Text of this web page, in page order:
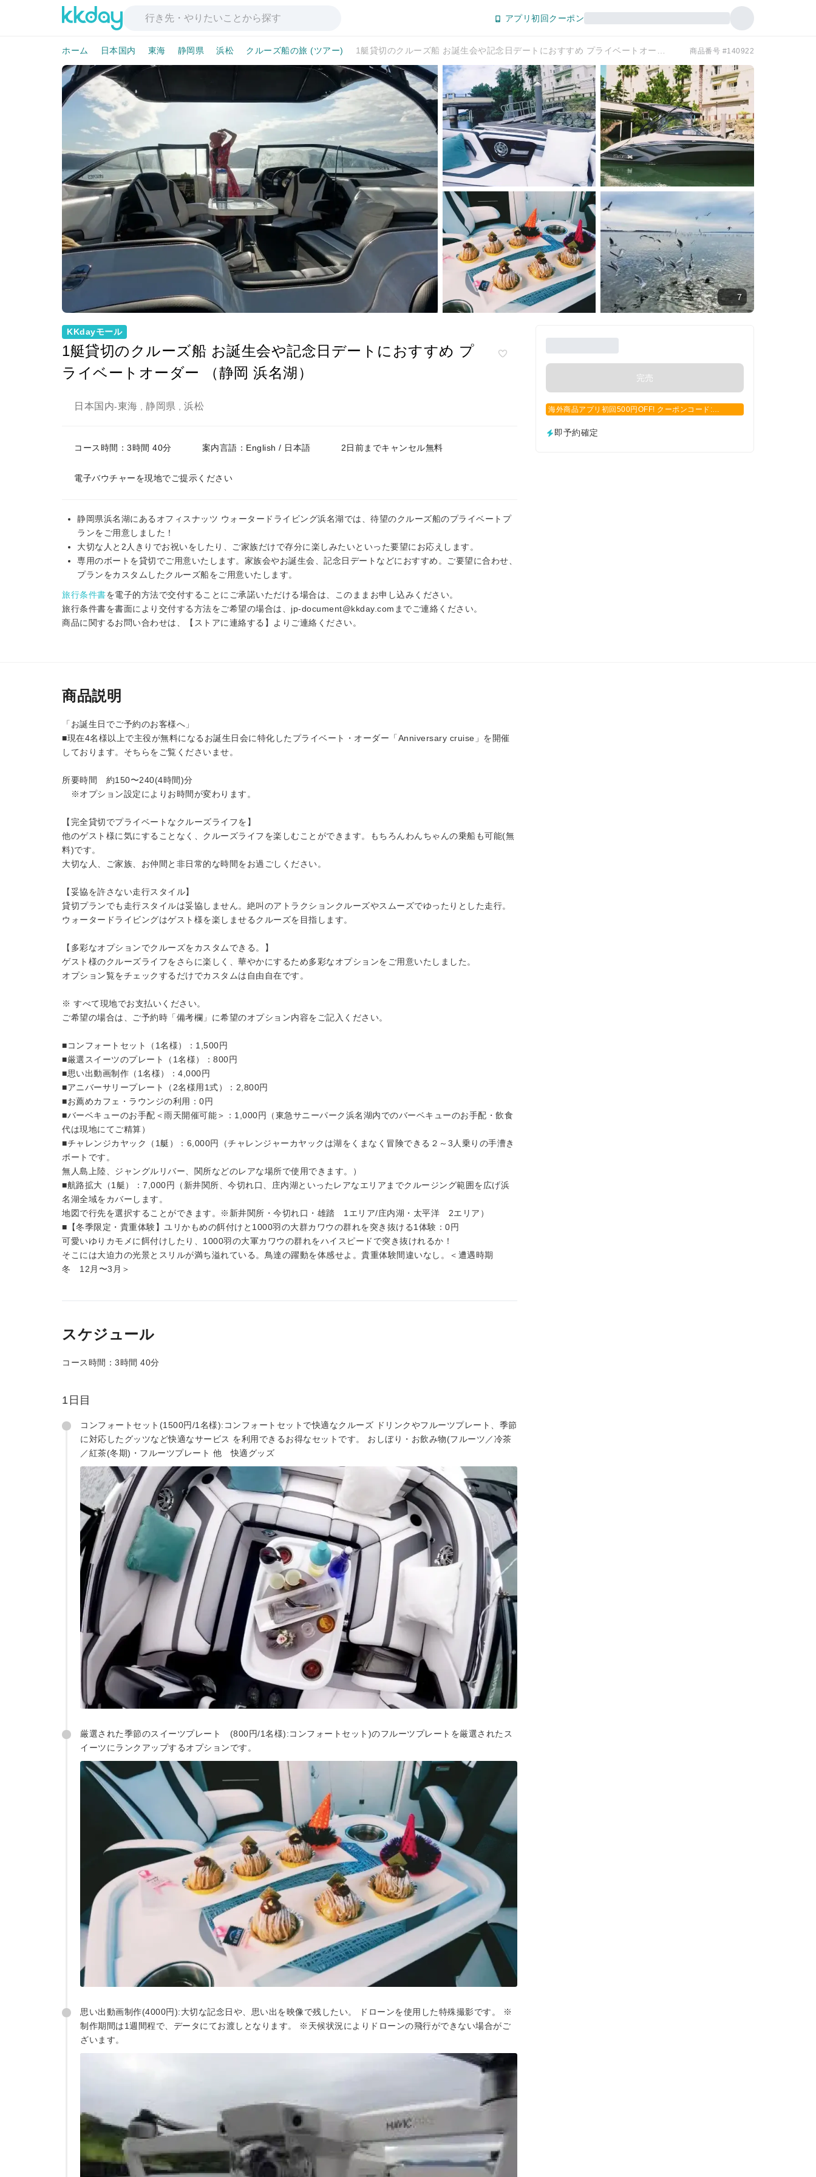
アプリ初回クーポン
ホーム 日本国内 東海 静岡県 浜松 クルーズ船の旅 (ツアー) 商品番号 #140922
7
KKdayモール
1艇貸切のクルーズ船 お誕生会や記念日デートにおすすめ プ
ライベートオーダー （静岡 浜名湖）
日本国内-東海 静岡県 浜松
コース時間：3時間 40分 案内言語：English / 日本語 2日前までキャンセル無料
電子バウチャーを現地でご提示ください
静岡県浜名湖にあるオフィスナッツ ウォータードライビング浜名湖では、待望のクルーズ船のプライベートプ
ランをご用意しました！
大切な人と2人きりでお祝いをしたり、ご家族だけで存分に楽しみたいといった要望にお応えします。
専用のボートを貸切でご用意いたします。家族会やお誕生会、記念日デートなどにおすすめ。ご要望に合わせ、
プランをカスタムしたクルーズ船をご用意いたします。
旅行条件書を電子的方法で交付することにご承諾いただける場合は、このままお申し込みください。
旅行条件書を書面により交付する方法をご希望の場合は、 jp-document@kkday.com までご連絡ください。
商品に関するお問い合わせは、【ストアに連絡する】よりご連絡ください。
完売
海外商品アプリ初回500円OFF! クーポンコード:
即予約確定
商品説明
「お誕生日でご予約のお客様へ」
■現在4名様以上で主役が無料になるお誕生日会に特化したプライベート・オーダー「Anniversary cruise」を開催
しております。そちらをご覧くださいませ。
所要時間 約150〜240(4時間)分
※オプション設定によりお時間が変わります。
【完全貸切でプライベートなクルーズライフを】
他のゲスト様に気にすることなく、クルーズライフを楽しむことができます。もちろんわんちゃんの乗船も可能(無
料)です。
大切な人、ご家族、お仲間と非日常的な時間をお過ごしください。
【妥協を許さない走行スタイル】
貸切プランでも走行スタイルは妥協しません。絶叫のアトラクションクルーズやスムーズでゆったりとした走行。
ウォータードライビングはゲスト様を楽しませるクルーズを目指します。
【多彩なオプションでクルーズをカスタムできる。】
ゲスト様のクルーズライフをさらに楽しく、華やかにするため多彩なオプションをご用意いたしました。
オプション覧をチェックするだけでカスタムは自由自在です。
※ すべて現地でお支払いください。
ご希望の場合は、ご予約時「備考欄」に希望のオプション内容をご記入ください。
■コンフォートセット（1名様）：1,500円
■厳選スイーツのプレート（1名様）：800円
■思い出動画制作（1名様）：4,000円
■アニバーサリープレート（2名様用1式）：2,800円
■お薦めカフェ・ラウンジの利用：0円
■バーベキューのお手配＜雨天開催可能＞：1,000円（東急サニーパーク浜名湖内でのバーベキューのお手配・飲食
代は現地にてご精算）
■チャレンジカヤック（1艇）：6,000円（チャレンジャーカヤックは湖をくまなく冒険できる２～3人乗りの手漕き
ボートです。
無人島上陸、ジャングルリバー、関所などのレアな場所で使用できます。）
■航路拡大（1艇）：7,000円（新井関所、今切れ口、庄内湖といったレアなエリアまでクルージング範囲を広げ浜
名湖全域をカバーします。
地図で行先を選択することができます。※新井関所・今切れ口・雄踏 1エリア/庄内湖・太平洋 2エリア）
■【冬季限定・貴重体験】ユリかもめの餌付けと1000羽の大群カワウの群れを突き抜ける1体験：0円
可愛いゆりカモメに餌付けしたり、1000羽の大軍カワウの群れをハイスピードで突き抜けれるか！
そこには大迫力の光景とスリルが満ち溢れている。鳥達の躍動を体感せよ。貴重体験間違いなし。＜遭遇時期
冬 12月〜3月＞
スケジュール
コース時間：3時間 40分
1日目
コンフォートセット(1500円/1名様):コンフォートセットで快適なクルーズ ドリンクやフルーツプレート、季節
に対応したグッツなど快適なサービス を利用できるお得なセットです。 おしぼり・お飲み物(フルーツ／冷茶
／紅茶(冬期)・フルーツプレート 他 快適グッズ
厳選された季節のスイーツプレート (800円/1名様):コンフォートセット)のフルーツプレートを厳選されたス
イーツにランクアップするオプションです。
思い出動画制作(4000円):大切な記念日や、思い出を映像で残したい。 ドローンを使用した特殊撮影です。 ※
制作期間は1週間程で、データにてお渡しとなります。 ※天候状況によりドローンの飛行ができない場合がご
ざいます。